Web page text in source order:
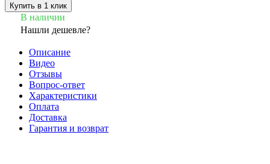
Купить в 1 клик
В наличии
Нашли дешевле?
Описание
Видео
Отзывы
Вопрос-ответ
Характеристики
Оплата
Доставка
Гарантия и возврат